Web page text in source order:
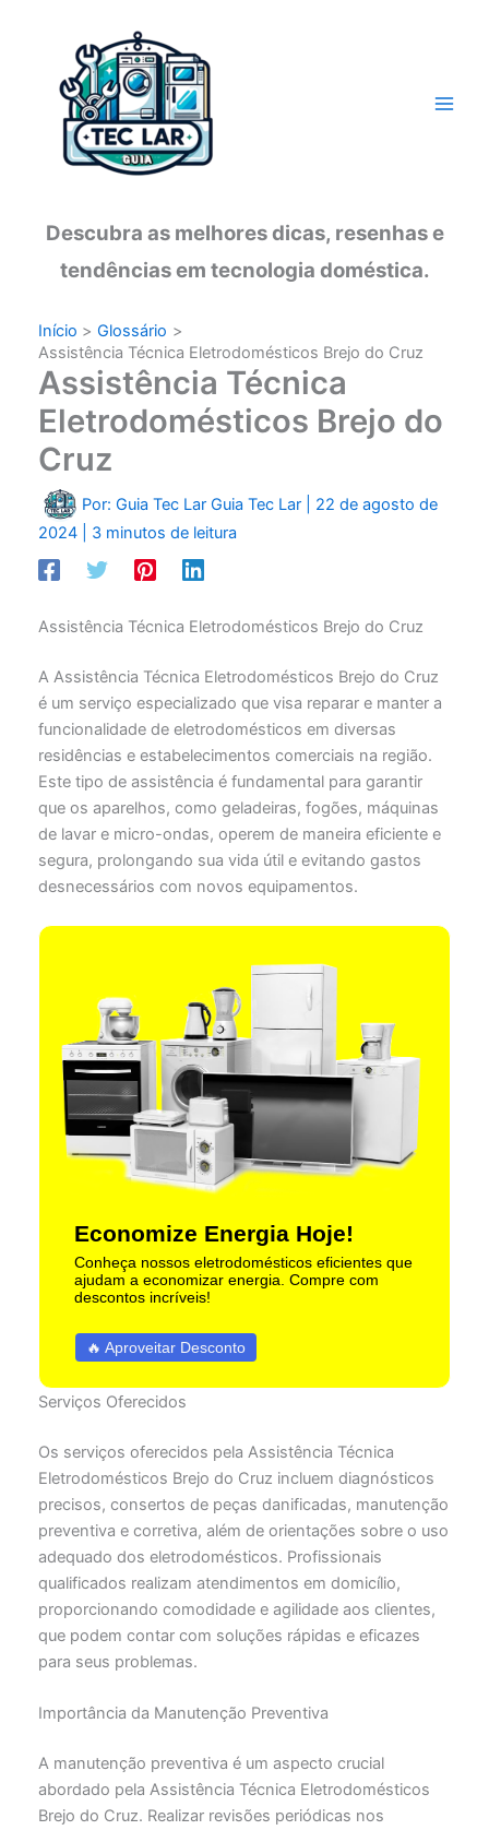
conteúdo
Descubra as melhores dicas, resenhas e
tendências em tecnologia doméstica.
Início
Glossário
Assistência Técnica Eletrodomésticos Brejo do Cruz
Assistência Técnica
Eletrodomésticos Brejo do
Cruz
Por: Guia Tec Lar Guia Tec Lar
22 de agosto de
2024
3 minutos de leitura
Assistência Técnica Eletrodomésticos Brejo do Cruz
A Assistência Técnica Eletrodomésticos Brejo do Cruz
é um serviço especializado que visa reparar e manter a
funcionalidade de eletrodomésticos em diversas
residências e estabelecimentos comerciais na região.
Este tipo de assistência é fundamental para garantir
que os aparelhos, como geladeiras, fogões, máquinas
de lavar e micro-ondas, operem de maneira eficiente e
segura, prolongando sua vida útil e evitando gastos
desnecessários com novos equipamentos.
Economize Energia Hoje!
Conheça nossos eletrodomésticos eficientes que
ajudam a economizar energia. Compre com
descontos incríveis!
🔥 Aproveitar Desconto
Serviços Oferecidos
Os serviços oferecidos pela Assistência Técnica
Eletrodomésticos Brejo do Cruz incluem diagnósticos
precisos, consertos de peças danificadas, manutenção
preventiva e corretiva, além de orientações sobre o uso
adequado dos eletrodomésticos. Profissionais
qualificados realizam atendimentos em domicílio,
proporcionando comodidade e agilidade aos clientes,
que podem contar com soluções rápidas e eficazes
para seus problemas.
Importância da Manutenção Preventiva
A manutenção preventiva é um aspecto crucial
abordado pela Assistência Técnica Eletrodomésticos
Brejo do Cruz. Realizar revisões periódicas nos